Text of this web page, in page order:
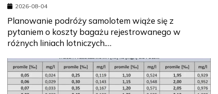
2026-08-04
Planowanie podróży samolotem wiąże się z
pytaniem o koszty bagażu rejestrowanego w
różnych liniach lotniczych.…